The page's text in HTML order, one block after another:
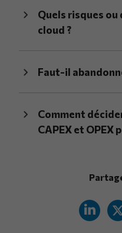
Quels risques
cloud ?
Faut-il
Comment
CAPEX et OPEX